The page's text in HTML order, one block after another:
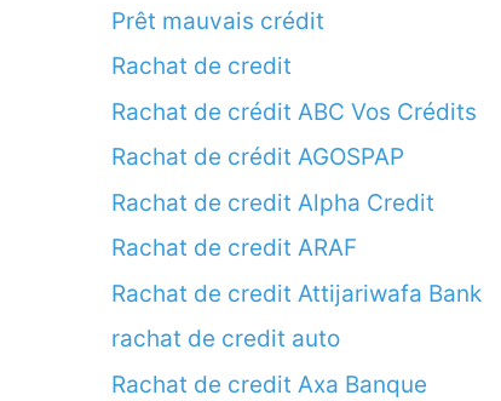
Prêt mauvais crédit
Rachat de credit
Rachat de crédit ABC Vos Crédits
Rachat de crédit AGOSPAP
Rachat de credit Alpha Credit
Rachat de credit ARAF
Rachat de credit Attijariwafa Bank
rachat de credit auto
Rachat de credit Axa Banque